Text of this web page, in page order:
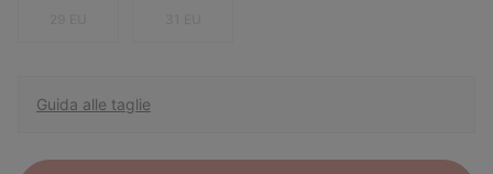
Guida alle taglie